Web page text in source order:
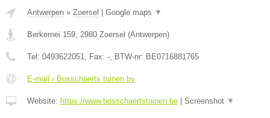
Antwerpen » Zoersel Google maps ▼
Berkemei 159, 2980 Zoersel (Antwerpen)
Tel: 0493622051, Fax: -, BTW-nr: BE0716881765
E-mail › Bosschaerts tuinen bv
Website: https://www.bosschaertstuinen.be Screenshot ▼